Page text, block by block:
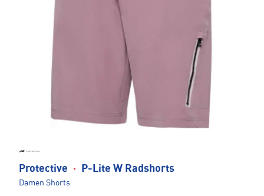
Protective · P-Lite W Radshorts
Damen Shorts